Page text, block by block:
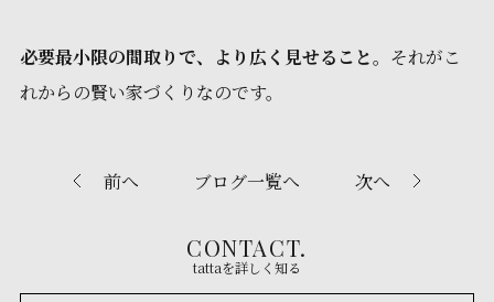
必要最小限の間取りで、より広く見せること。それがこ
れからの賢い家づくりなのです。
前へ ブログ一覧へ 次へ
CONTACT.
tattaを詳しく知る